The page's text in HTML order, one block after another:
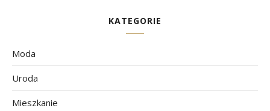
KATEGORIE
Moda
Uroda
Mieszkanie